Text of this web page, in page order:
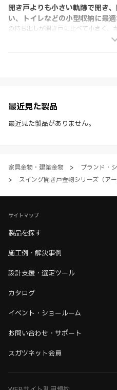
す。L型コーナースペースにも有効です
開き戸よりも小さい軌跡で開き
い、トイレなどの小型収納に最適
の持ち出しが開き戸に比べて小さく、
使用できます。●片開き、観音開きな
最近見た製品
最近見た製品がありません。
家具金物・建築金物 >
ブランド・
>
スイング開き戸金物シリーズ（ア
サイトマップ
製品を探す
施工例・解決事例
設計支援・選定ツール
カタログ
イベント・ショールーム
お問い合わせ・サポート
スガツネット会員